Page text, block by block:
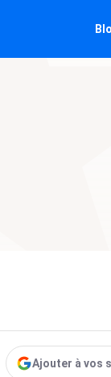
Ajouter à vos